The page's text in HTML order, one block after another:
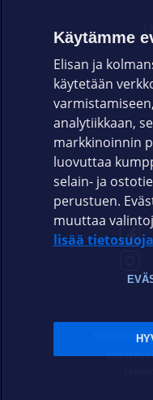
Käytämme
Elisan ja
käytetään
analytiikkaan,
markkinoinnin
luovuttaa
selain- ja
perustuen.
muuttaa
lisää